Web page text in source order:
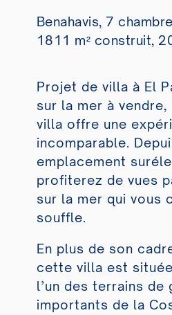
Benahavis, 7
1811 m² construit,
Projet de villa à El
sur la mer à vendre,
villa offre une
incomparable.
emplacement
profiterez de vues
sur la mer qui vous
souffle.
En plus de son
cette villa est
l’un des terrains de
importants de la